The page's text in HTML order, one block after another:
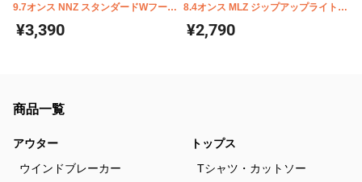
9.7オンス NNZ スタンダードWフード
ジップパーカー 00189-NNZ
¥3,390
8.4オンス MLZ ジップアップライトパ
ーカー 00217-MLZ
¥2,790
商品一覧
アウター
ウインドブレーカー
トップス
Tシャツ・カットソー